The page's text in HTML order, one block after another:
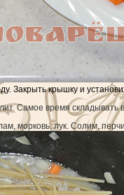
Закрыть крышку и
Самое время
морковь, лук. Солим,